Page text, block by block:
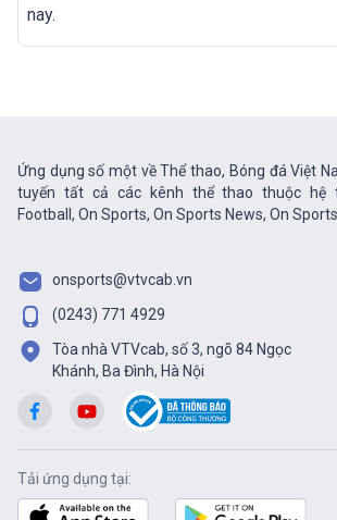
nay.
Ứng dụng số một về Thể thao, Bóng đá Việt
tuyến tất cả các kênh thể thao thuộc hệ
Football, On Sports, On Sports News, On
onsports@vtvcab.vn
(0243) 771 4929
Tòa nhà VTVcab, số 3, ngõ 84 Ngọc
Khánh, Ba Đình, Hà Nội
Tải ứng dụng tại: